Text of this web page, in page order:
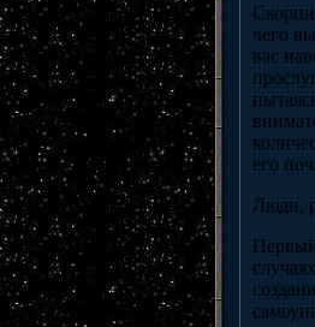
чего
вас
его
Люди,